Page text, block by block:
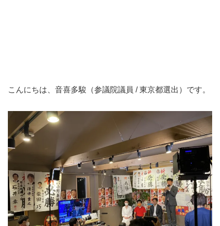
こんにちは、音喜多駿（参議院議員 / 東京都選出）です。